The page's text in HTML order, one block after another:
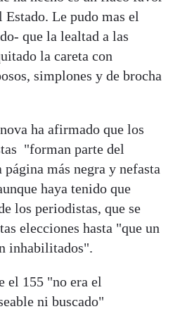
Le pudo mas el
que la lealtad a las
la careta con
simplones y de brocha
ha afirmado que los
"forman parte del
más negra y nefasta
haya tenido que
los periodistas, que se
elecciones hasta "que un
inhabilitados".
el 155 "no era el
ni buscado"